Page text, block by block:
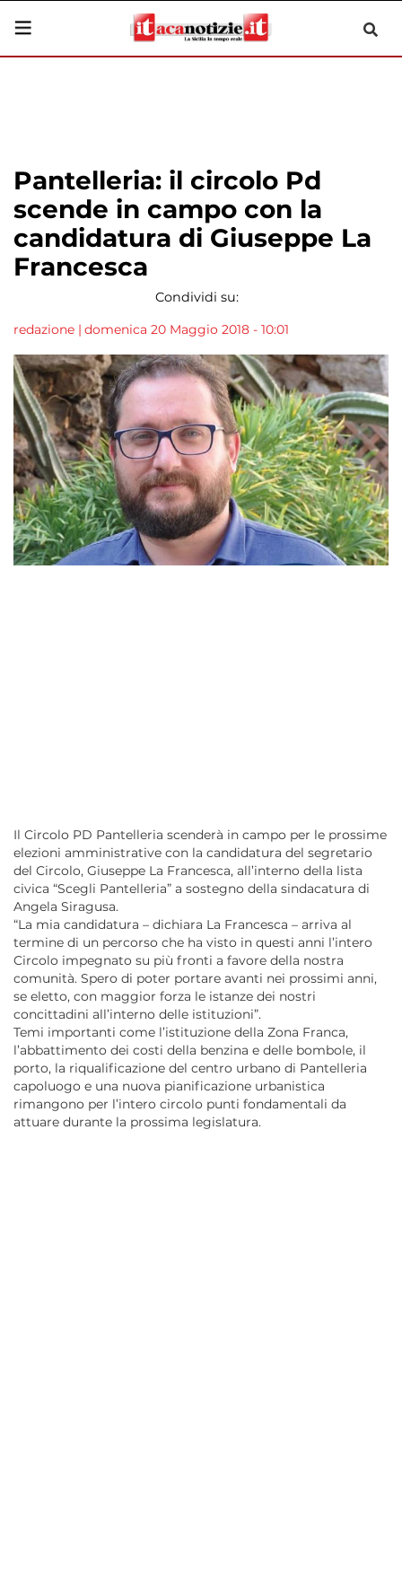
Pantelleria: il circolo Pd
scende in campo con la
candidatura di Giuseppe La
Francesca
Condividi su:
redazione | domenica 20 Maggio 2018 - 10:01
Il Circolo PD Pantelleria scenderà in campo per le prossime
elezioni amministrative con la candidatura del segretario
del Circolo, Giuseppe La Francesca, all’interno della lista
civica “Scegli Pantelleria” a sostegno della sindacatura di
Angela Siragusa.
“La mia candidatura – dichiara La Francesca – arriva al
termine di un percorso che ha visto in questi anni l’intero
Circolo impegnato su più fronti a favore della nostra
comunità. Spero di poter portare avanti nei prossimi anni,
se eletto, con maggior forza le istanze dei nostri
concittadini all’interno delle istituzioni”.
Temi importanti come l’istituzione della Zona Franca,
l’abbattimento dei costi della benzina e delle bombole, il
porto, la riqualificazione del centro urbano di Pantelleria
capoluogo e una nuova pianificazione urbanistica
rimangono per l’intero circolo punti fondamentali da
attuare durante la prossima legislatura.